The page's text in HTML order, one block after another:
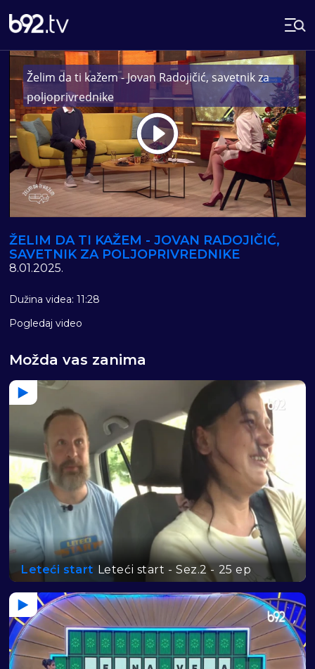
Play
Želim da ti kažem - Jovan Radojičić, savetnik za
poljoprivrednike
ŽELIM DA TI KAŽEM - JOVAN RADOJIČIĆ,
SAVETNIK ZA POLJOPRIVREDNIKE
8.01.2025.
Dužina videa: 11:28
Pogledaj video
Možda vas zanima
Leteći start Leteći start - Sez.2 - 25 ep